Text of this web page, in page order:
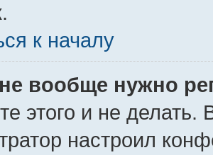
к началу
вообще нужно
этого и не делать.
настроил